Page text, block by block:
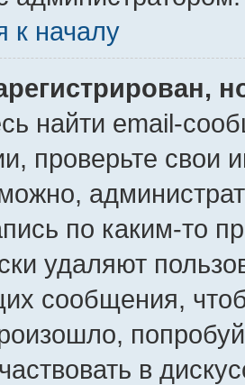
к началу
найти email-
проверьте свои
по каким-то
удаляют
сообщения,
в